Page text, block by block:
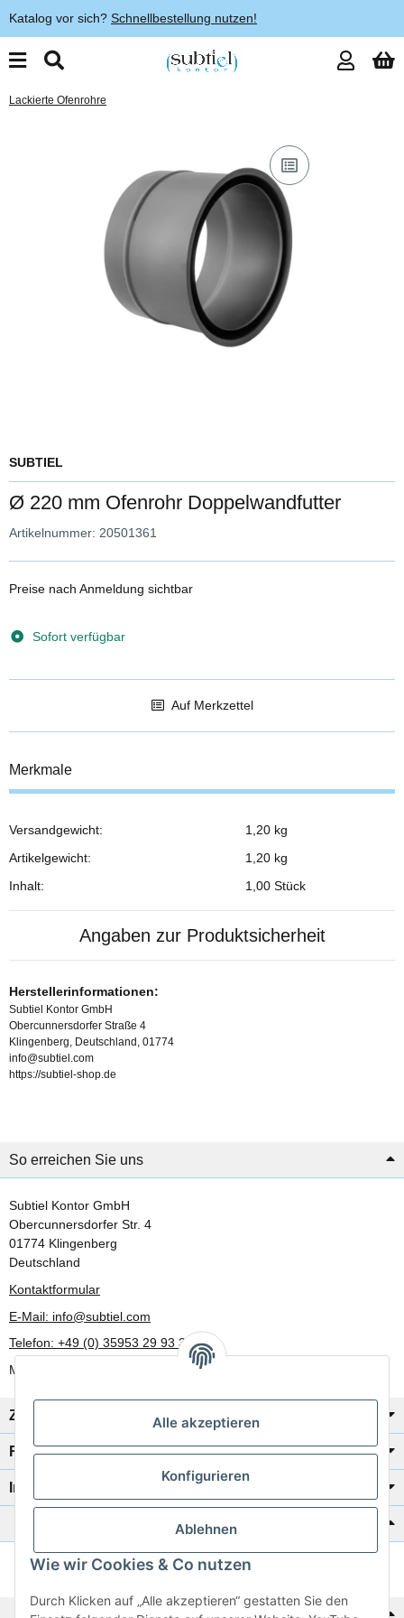
Alle akzeptieren
Konfigurieren
Ablehnen
Wie wir Cookies & Co nutzen
Durch Klicken auf „Alle akzeptieren“ gestatten Sie den
Katalog vor sich? Schnellbestellung nutzen!
Lackierte Ofenrohre
SUBTIEL
Ø 220 mm Ofenrohr Doppelwandfutter
Artikelnummer: 20501361
Preise nach Anmeldung sichtbar
Sofort verfügbar
Auf Merkzettel
Merkmale
Produkteigenschaft
Wert
Versandgewicht:
1,20 kg
Artikelgewicht:
1,20 kg
Inhalt:
1,00 Stück
Angaben zur Produktsicherheit
Herstellerinformationen:
Subtiel Kontor GmbH
Obercunnersdorfer Straße 4
Klingenberg, Deutschland, 01774
info@subtiel.com
https://subtiel-shop.de
So erreichen Sie uns
Subtiel Kontor GmbH
Obercunnersdorfer Str. 4
01774 Klingenberg
Deutschland
Kontaktformular
E-Mail: info@subtiel.com
Telefon: +49 (0) 35953 29 93 30
Mo-Fr: 8:00 Uhr - 17:00 Uhr
Zahlung/Versand
Rechtliches
Informationen
Katalog zur Hand?
Zur Schnellbestellung
Noch kein Katalog?